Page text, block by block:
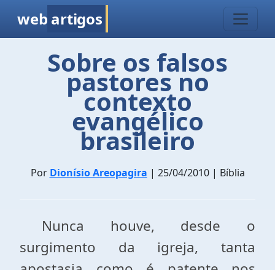
web artigos
Sobre os falsos
pastores no
contexto
evangélico
brasileiro
Por Dionísio Areopagira | 25/04/2010 | Bíblia
Nunca houve, desde o
surgimento da igreja, tanta